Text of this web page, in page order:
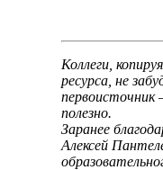
Коллеги,
ресурса, не
полезно.
Заранее
Алексей